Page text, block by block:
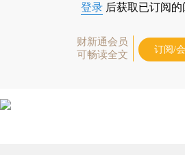
登录 后获取已订阅
财新通会员
可畅读全文
订阅/